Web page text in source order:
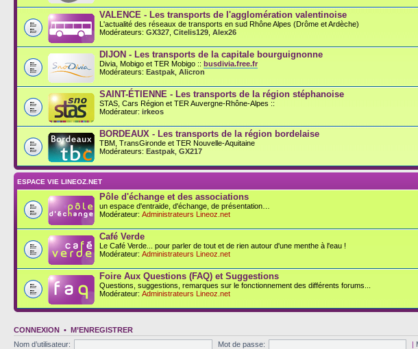
VALENCE - Les transports de l'agglomération valentinoise
L'actualité des réseaux de transports en sud Rhône Alpes (Drôme et Ardèche)
Modérateurs: GX327 Citelis129 Alex26
DIJON - Les transports de la capitale bourguignonne
Divia, Mobigo et TER Mobigo :: busdivia.free.fr
Modérateurs: Eastpak Alicron
SAINT-ÉTIENNE - Les transports de la région stéphanoise
STAS, Cars Région et TER Auvergne-Rhône-Alpes ::
Modérateur: irkeos
BORDEAUX - Les transports de la région bordelaise
TBM, TransGironde et TER Nouvelle-Aquitaine
Modérateurs: Eastpak GX217
ESPACE VIE LINEOZ.NET
Pôle d'échange et des associations
un espace d'entraide, d'échange, de présentation…
Modérateur: Administrateurs Lineoz.net
Café Verde
Le Café Verde... pour parler de tout et de rien autour d'une menthe à l'eau !
Modérateur: Administrateurs Lineoz.net
Foire Aux Questions (FAQ) et Suggestions
Questions, suggestions, remarques sur le fonctionnement des différents forums...
Modérateur: Administrateurs Lineoz.net
CONNEXION • M’ENREGISTRER
Nom d’utilisateur:
Mot de passe: